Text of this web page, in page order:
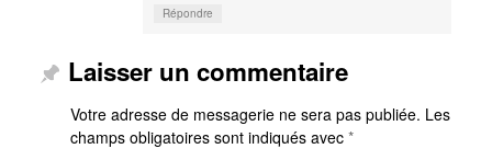
Répondre
Laisser un commentaire
Votre adresse de messagerie ne sera pas publiée. Les
champs obligatoires sont indiqués avec *